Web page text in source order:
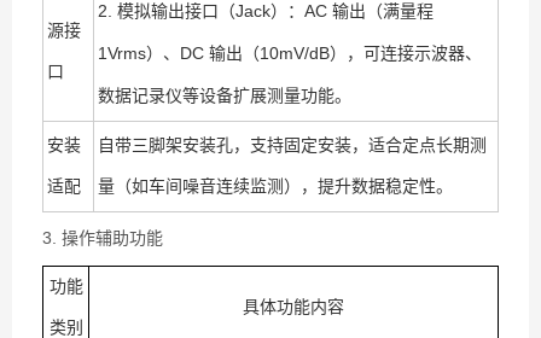
源接
口
2. 模拟输出接口（Jack）：AC 输出（满量程
1Vrms）、DC 输出（10mV/dB），可连接示波器、
数据记录仪等设备扩展测量功能。
安装
适配
自带三脚架安装孔，支持固定安装，适合定点长期测
量（如车间噪音连续监测），提升数据稳定性。
3. 操作辅助功能
功能
类别
具体功能内容